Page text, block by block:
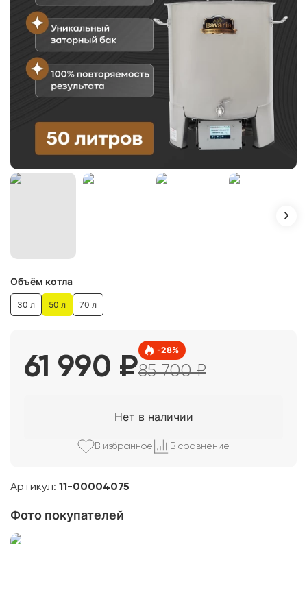
Объём котла
30 л 50 л 70 л
Артикул: 11-00004075
61 990 ₽
-28%
85 700₽
Нет в наличии
В избранное В сравнение
Фото покупателей